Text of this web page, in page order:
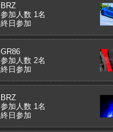
BRZ
参加人数 1名
終日参加
GR86
参加人数 2名
終日参加
BRZ
参加人数 1名
終日参加